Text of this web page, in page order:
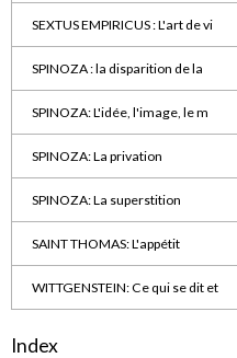
SEXTUS EMPIRICUS : L'art de vi
SPINOZA : la disparition de la
SPINOZA: L'idée, l'image, le m
SPINOZA: La privation
SPINOZA: La superstition
SAINT THOMAS: L'appétit
WITTGENSTEIN: Ce qui se dit et
Index